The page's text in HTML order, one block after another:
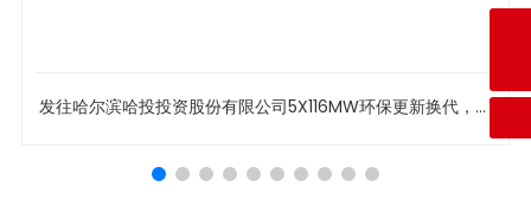
发往哈尔滨哈投投资股份有限公司5X116MW环保更新换代，引
syslfj@126.com